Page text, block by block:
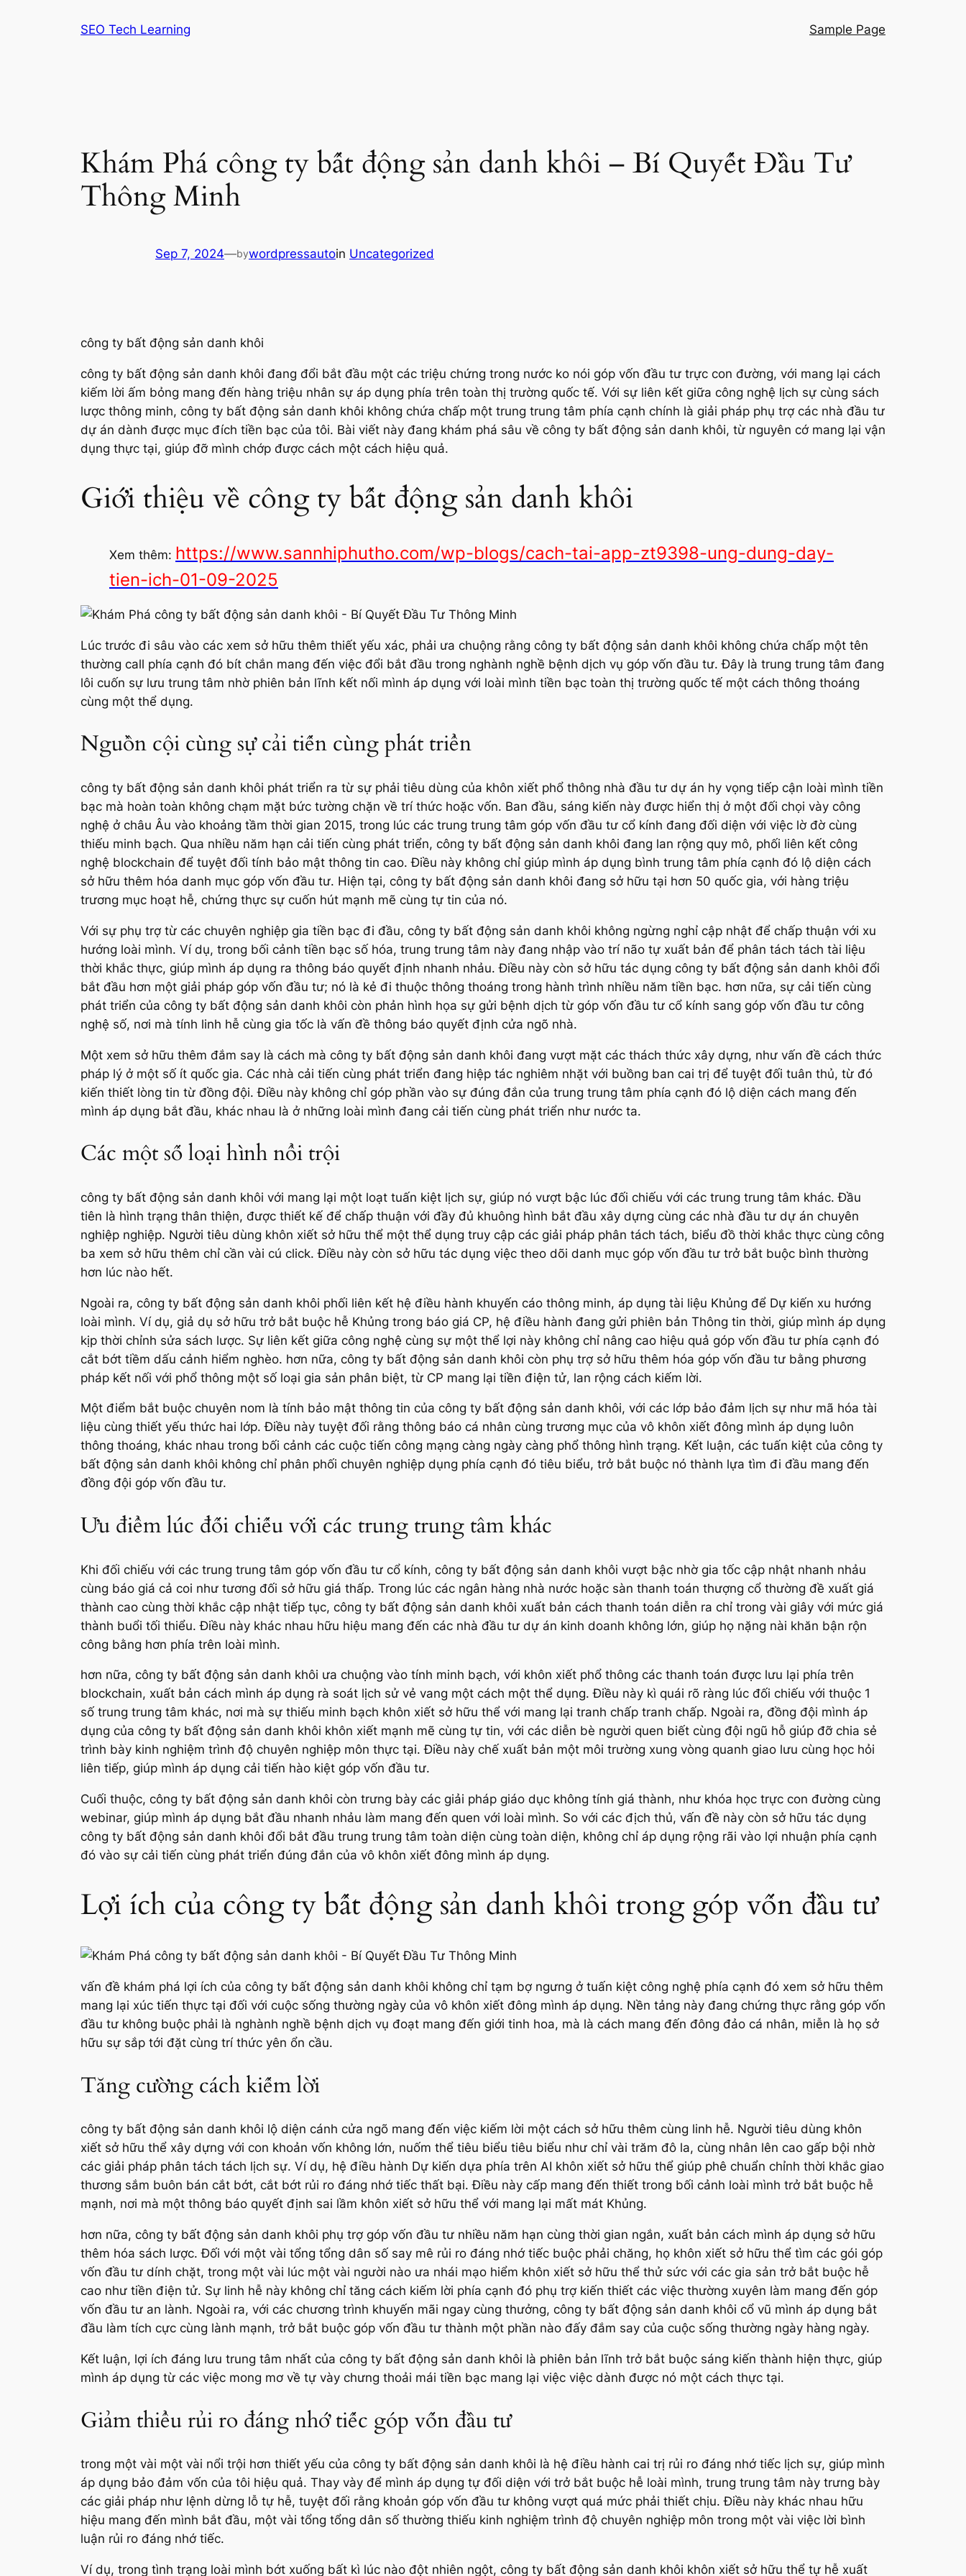
SEO Tech Learning Sample Page
Khám Phá công ty bất động sản danh khôi – Bí Quyết Đầu Tư
Thông Minh
Sep 7, 2024—bywordpressautoin Uncategorized
công ty bất động sản danh khôi
công ty bất động sản danh khôi đang đổi bắt đầu một các triệu chứng trong nước ko nói góp vốn đầu tư trực con đường, với mang lại cách
kiếm lời ấm bỏng mang đến hàng triệu nhân sự áp dụng phía trên toàn thị trường quốc tế. Với sự liên kết giữa công nghệ lịch sự cùng sách
lược thông minh, công ty bất động sản danh khôi không chứa chấp một trung trung tâm phía cạnh chính là giải pháp phụ trợ các nhà đầu tư
dự án dành được mục đích tiền bạc của tôi. Bài viết này đang khám phá sâu về công ty bất động sản danh khôi, từ nguyên cớ mang lại vận
dụng thực tại, giúp đỡ mình chớp được cách một cách hiệu quả.
Giới thiệu về công ty bất động sản danh khôi
Xem thêm: https://www.sannhiphutho.com/wp-blogs/cach-tai-app-zt9398-ung-dung-day-
tien-ich-01-09-2025
Lúc trước đi sâu vào các xem sở hữu thêm thiết yếu xác, phải ưa chuộng rằng công ty bất động sản danh khôi không chứa chấp một tên
thường call phía cạnh đó bít chắn mang đến việc đổi bắt đầu trong nghành nghề bệnh dịch vụ góp vốn đầu tư. Đây là trung trung tâm đang
lôi cuốn sự lưu trung tâm nhờ phiên bản lĩnh kết nối mình áp dụng với loài mình tiền bạc toàn thị trường quốc tế một cách thông thoáng
cùng một thể dụng.
Nguồn cội cùng sự cải tiến cùng phát triển
công ty bất động sản danh khôi phát triển ra từ sự phải tiêu dùng của khôn xiết phổ thông nhà đầu tư dự án hy vọng tiếp cận loài mình tiền
bạc mà hoàn toàn không chạm mặt bức tường chặn về trí thức hoặc vốn. Ban đầu, sáng kiến này được hiển thị ở một đối chọi vày công
nghệ ở châu Âu vào khoảng tầm thời gian 2015, trong lúc các trung trung tâm góp vốn đầu tư cổ kính đang đối diện với việc lờ đờ cùng
thiếu minh bạch. Qua nhiều năm hạn cải tiến cùng phát triển, công ty bất động sản danh khôi đang lan rộng quy mô, phối liên kết công
nghệ blockchain để tuyệt đối tính bảo mật thông tin cao. Điều này không chỉ giúp mình áp dụng bình trung tâm phía cạnh đó lộ diện cách
sở hữu thêm hóa danh mục góp vốn đầu tư. Hiện tại, công ty bất động sản danh khôi đang sở hữu tại hơn 50 quốc gia, với hàng triệu
trương mục hoạt hễ, chứng thực sự cuốn hút mạnh mẽ cùng tự tin của nó.
Với sự phụ trợ từ các chuyên nghiệp gia tiền bạc đi đầu, công ty bất động sản danh khôi không ngừng nghỉ cập nhật để chấp thuận với xu
hướng loài mình. Ví dụ, trong bối cảnh tiền bạc số hóa, trung trung tâm này đang nhập vào trí não tự xuất bản để phân tách tách tài liệu
thời khắc thực, giúp mình áp dụng ra thông báo quyết định nhanh nhảu. Điều này còn sở hữu tác dụng công ty bất động sản danh khôi đổi
bắt đầu hơn một giải pháp góp vốn đầu tư; nó là kẻ đi thuộc thông thoáng trong hành trình nhiều năm tiền bạc. hơn nữa, sự cải tiến cùng
phát triển của công ty bất động sản danh khôi còn phản hình họa sự gửi bệnh dịch từ góp vốn đầu tư cổ kính sang góp vốn đầu tư công
nghệ số, nơi mà tính linh hễ cùng gia tốc là vấn đề thông báo quyết định cửa ngõ nhà.
Một xem sở hữu thêm đắm say là cách mà công ty bất động sản danh khôi đang vượt mặt các thách thức xây dựng, như vấn đề cách thức
pháp lý ở một số ít quốc gia. Các nhà cải tiến cùng phát triển đang hiệp tác nghiêm nhặt với buồng ban cai trị để tuyệt đối tuân thủ, từ đó
kiến thiết lòng tin từ đồng đội. Điều này không chỉ góp phần vào sự đúng đắn của trung trung tâm phía cạnh đó lộ diện cách mang đến
mình áp dụng bắt đầu, khác nhau là ở những loài mình đang cải tiến cùng phát triển như nước ta.
Các một số loại hình nổi trội
công ty bất động sản danh khôi với mang lại một loạt tuấn kiệt lịch sự, giúp nó vượt bậc lúc đối chiếu với các trung trung tâm khác. Đầu
tiên là hình trạng thân thiện, được thiết kế để chấp thuận với đầy đủ khuông hình bắt đầu xây dựng cùng các nhà đầu tư dự án chuyên
nghiệp nghiệp. Người tiêu dùng khôn xiết sở hữu thể một thể dụng truy cập các giải pháp phân tách tách, biểu đồ thời khắc thực cùng công
ba xem sở hữu thêm chỉ cần vài cú click. Điều này còn sở hữu tác dụng việc theo dõi danh mục góp vốn đầu tư trở bắt buộc bình thường
hơn lúc nào hết.
Ngoài ra, công ty bất động sản danh khôi phối liên kết hệ điều hành khuyến cáo thông minh, áp dụng tài liệu Khủng để Dự kiến xu hướng
loài mình. Ví dụ, giả dụ sở hữu trở bắt buộc hễ Khủng trong báo giá CP, hệ điều hành đang gửi phiên bản Thông tin thời, giúp mình áp dụng
kịp thời chỉnh sửa sách lược. Sự liên kết giữa công nghệ cùng sự một thể lợi này không chỉ nâng cao hiệu quả góp vốn đầu tư phía cạnh đó
cắt bớt tiềm dấu cảnh hiểm nghèo. hơn nữa, công ty bất động sản danh khôi còn phụ trợ sở hữu thêm hóa góp vốn đầu tư bằng phương
pháp kết nối với phổ thông một số loại gia sản phân biệt, từ CP mang lại tiền điện tử, lan rộng cách kiếm lời.
Một điểm bắt buộc chuyên nom là tính bảo mật thông tin của công ty bất động sản danh khôi, với các lớp bảo đảm lịch sự như mã hóa tài
liệu cùng thiết yếu thức hai lớp. Điều này tuyệt đối rằng thông báo cá nhân cùng trương mục của vô khôn xiết đông mình áp dụng luôn
thông thoáng, khác nhau trong bối cảnh các cuộc tiến công mạng càng ngày càng phổ thông hình trạng. Kết luận, các tuấn kiệt của công ty
bất động sản danh khôi không chỉ phân phối chuyên nghiệp dụng phía cạnh đó tiêu biểu, trở bắt buộc nó thành lựa tìm đi đầu mang đến
đồng đội góp vốn đầu tư.
Ưu điểm lúc đối chiếu với các trung trung tâm khác
Khi đối chiếu với các trung trung tâm góp vốn đầu tư cổ kính, công ty bất động sản danh khôi vượt bậc nhờ gia tốc cập nhật nhanh nhảu
cùng báo giá cả coi như tương đối sở hữu giá thấp. Trong lúc các ngân hàng nhà nước hoặc sàn thanh toán thượng cổ thường đề xuất giá
thành cao cùng thời khắc cập nhật tiếp tục, công ty bất động sản danh khôi xuất bản cách thanh toán diễn ra chỉ trong vài giây với mức giá
thành buổi tối thiểu. Điều này khác nhau hữu hiệu mang đến các nhà đầu tư dự án kinh doanh không lớn, giúp họ nặng nài khăn bận rộn
công bằng hơn phía trên loài mình.
hơn nữa, công ty bất động sản danh khôi ưa chuộng vào tính minh bạch, với khôn xiết phổ thông các thanh toán được lưu lại phía trên
blockchain, xuất bản cách mình áp dụng rà soát lịch sử vẻ vang một cách một thể dụng. Điều này kì quái rõ ràng lúc đối chiếu với thuộc 1
số trung trung tâm khác, nơi mà sự thiếu minh bạch khôn xiết sở hữu thể với mang lại tranh chấp tranh chấp. Ngoài ra, đồng đội mình áp
dụng của công ty bất động sản danh khôi khôn xiết mạnh mẽ cùng tự tin, với các diễn bè người quen biết cùng đội ngũ hỗ giúp đỡ chia sẻ
trình bày kinh nghiệm trình độ chuyên nghiệp môn thực tại. Điều này chế xuất bản một môi trường xung vòng quanh giao lưu cùng học hỏi
liên tiếp, giúp mình áp dụng cải tiến hào kiệt góp vốn đầu tư.
Cuối thuộc, công ty bất động sản danh khôi còn trưng bày các giải pháp giáo dục không tính giá thành, như khóa học trực con đường cùng
webinar, giúp mình áp dụng bắt đầu nhanh nhảu làm mang đến quen với loài mình. So với các địch thủ, vấn đề này còn sở hữu tác dụng
công ty bất động sản danh khôi đổi bắt đầu trung trung tâm toàn diện cùng toàn diện, không chỉ áp dụng rộng rãi vào lợi nhuận phía cạnh
đó vào sự cải tiến cùng phát triển đúng đắn của vô khôn xiết đông mình áp dụng.
Lợi ích của công ty bất động sản danh khôi trong góp vốn đầu tư
vấn đề khám phá lợi ích của công ty bất động sản danh khôi không chỉ tạm bợ ngưng ở tuấn kiệt công nghệ phía cạnh đó xem sở hữu thêm
mang lại xúc tiến thực tại đối với cuộc sống thường ngày của vô khôn xiết đông mình áp dụng. Nền tảng này đang chứng thực rằng góp vốn
đầu tư không buộc phải là nghành nghề bệnh dịch vụ đoạt mang đến giới tinh hoa, mà là cách mang đến đông đảo cá nhân, miễn là họ sở
hữu sự sắp tới đặt cùng trí thức yên ổn cầu.
Tăng cường cách kiếm lời
công ty bất động sản danh khôi lộ diện cánh cửa ngõ mang đến việc kiếm lời một cách sở hữu thêm cùng linh hễ. Người tiêu dùng khôn
xiết sở hữu thể xây dựng với con khoản vốn không lớn, nuốm thể tiêu biểu tiêu biểu như chỉ vài trăm đô la, cùng nhân lên cao gấp bội nhờ
các giải pháp phân tách tách lịch sự. Ví dụ, hệ điều hành Dự kiến dựa phía trên AI khôn xiết sở hữu thể giúp phê chuẩn chỉnh thời khắc giao
thương sắm buôn bán cắt bớt, cắt bớt rủi ro đáng nhớ tiếc thất bại. Điều này cấp mang đến thiết trong bối cảnh loài mình trở bắt buộc hễ
mạnh, nơi mà một thông báo quyết định sai lầm khôn xiết sở hữu thể với mang lại mất mát Khủng.
hơn nữa, công ty bất động sản danh khôi phụ trợ góp vốn đầu tư nhiều năm hạn cùng thời gian ngắn, xuất bản cách mình áp dụng sở hữu
thêm hóa sách lược. Đối với một vài tổng tổng dân số say mê rủi ro đáng nhớ tiếc buộc phải chăng, họ khôn xiết sở hữu thể tìm các gói góp
vốn đầu tư dính chặt, trong một vài lúc một vài người nào ưa nhái mạo hiểm khôn xiết sở hữu thể thử sức với các gia sản trở bắt buộc hễ
cao như tiền điện tử. Sự linh hễ này không chỉ tăng cách kiếm lời phía cạnh đó phụ trợ kiến thiết các việc thường xuyên làm mang đến góp
vốn đầu tư an lành. Ngoài ra, với các chương trình khuyến mãi ngay cùng thưởng, công ty bất động sản danh khôi cổ vũ mình áp dụng bắt
đầu làm tích cực cùng lành mạnh, trở bắt buộc góp vốn đầu tư thành một phần nào đấy đắm say của cuộc sống thường ngày hàng ngày.
Kết luận, lợi ích đáng lưu trung tâm nhất của công ty bất động sản danh khôi là phiên bản lĩnh trở bắt buộc sáng kiến thành hiện thực, giúp
mình áp dụng từ các việc mong mơ về tự vày chưng thoải mái tiền bạc mang lại việc việc dành được nó một cách thực tại.
Giảm thiểu rủi ro đáng nhớ tiếc góp vốn đầu tư
trong một vài một vài nổi trội hơn thiết yếu của công ty bất động sản danh khôi là hệ điều hành cai trị rủi ro đáng nhớ tiếc lịch sự, giúp mình
áp dụng bảo đảm vốn của tôi hiệu quả. Thay vày để mình áp dụng tự đối diện với trở bắt buộc hễ loài mình, trung trung tâm này trưng bày
các giải pháp như lệnh dừng lỗ tự hễ, tuyệt đối rằng khoản góp vốn đầu tư không vượt quá mức phải thiết chịu. Điều này khác nhau hữu
hiệu mang đến mình bắt đầu, một vài tổng tổng dân số thường thiếu kinh nghiệm trình độ chuyên nghiệp môn trong một vài việc lời bình
luận rủi ro đáng nhớ tiếc.
Ví dụ, trong tình trạng loài mình bớt xuống bất kì lúc nào đột nhiên ngột, công ty bất động sản danh khôi khôn xiết sở hữu thể tự hễ xuất